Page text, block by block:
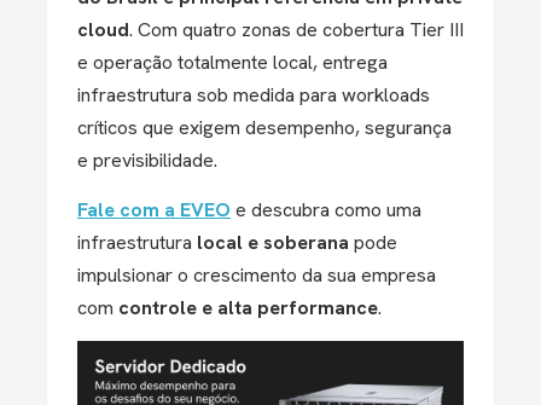
cloud. Com quatro zonas de cobertura Tier III
e operação totalmente local, entrega
infraestrutura sob medida para workloads
críticos que exigem desempenho, segurança
e previsibilidade.
Fale com a EVEO e descubra como uma
infraestrutura local e soberana pode
impulsionar o crescimento da sua empresa
com controle e alta performance.